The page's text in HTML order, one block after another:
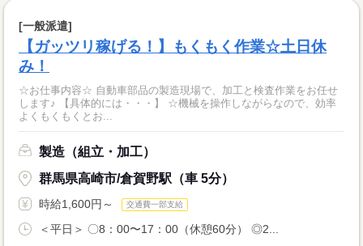
[一般派遣]
【ガッツリ稼げる！】もくもく作業☆土日休
み！
☆お仕事内容☆ 自動車部品の製造現場で、加工と検査作業をお任せ
します♪ 【具体的には・・・】 ☆機械を操作しながらなので、効率
よくもくもくとお...
製造（組立・加工）
群馬県高崎市/倉賀野駅（車 5分）
時給1,600円～ 交通費一部支給
＜平日＞ 〇8：00〜17：00（休憩60分） ◎2...